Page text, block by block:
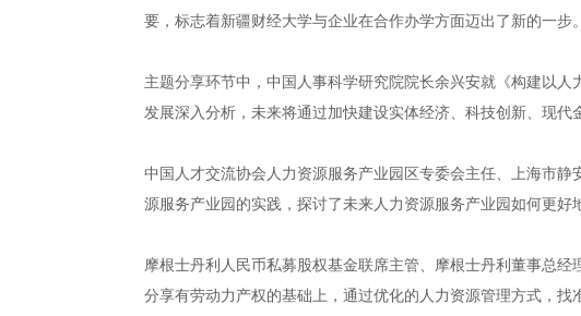
要，标志着新疆财经大学与企业在合作办学方面迈出了新的一步。
主题分享环节中，中国人事科学研究院院长余兴安就《构建以
发展深入分析，未来将通过加快建设实体经济、科技创新、现
中国人才交流协会人力资源服务产业园区专委会主任、上海市
源服务产业园的实践，探讨了未来人力资源服务产业园如何更
摩根士丹利人民币私募股权基金联席主管、摩根士丹利董事总
分享有劳动力产权的基础上，通过优化的人力资源管理方式，